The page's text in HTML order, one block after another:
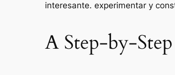
interesante. experimentar y
A Step-by-